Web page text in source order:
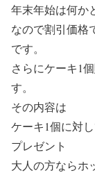
年末年始は何か
なので割引価格
です。
さらにケーキ1
す。
その内容は
ケーキ1個に対
プレゼント
大人の方ならホ